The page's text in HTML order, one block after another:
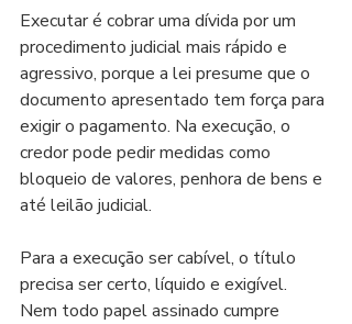
Executar é cobrar uma dívida por um
procedimento judicial mais rápido e
agressivo, porque a lei presume que o
documento apresentado tem força para
exigir o pagamento. Na execução, o
credor pode pedir medidas como
bloqueio de valores, penhora de bens e
até leilão judicial.
Para a execução ser cabível, o título
precisa ser certo, líquido e exigível.
Nem todo papel assinado cumpre